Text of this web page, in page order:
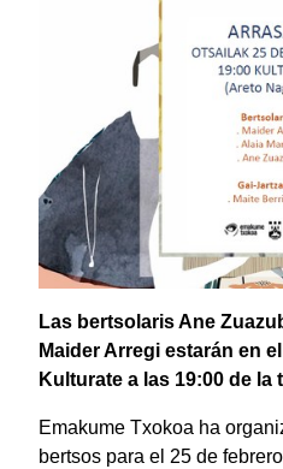
Las bertsolaris Ane
Maider Arregi estarán en
Kulturate a las 19:00 de la
Emakume Txokoa ha
bertsos para el 25 de